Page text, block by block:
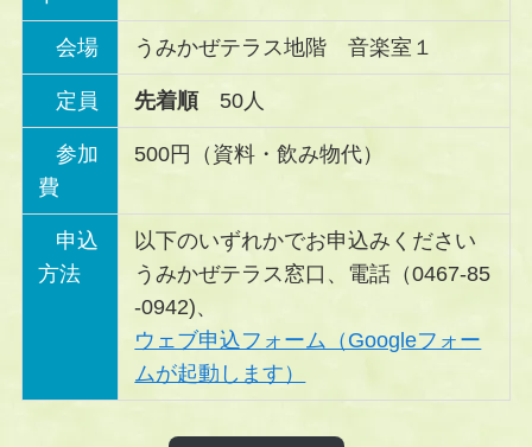
会場 うみかぜテラス地階 音楽室１
定員 先着順50人
参加
費
500円（資料・飲み物代）
申込
方法
以下のいずれかでお申込みください
うみかぜテラス窓口、電話（0467-85
-0942)、
ウェブ申込フォーム（Googleフォー
ムが起動します）